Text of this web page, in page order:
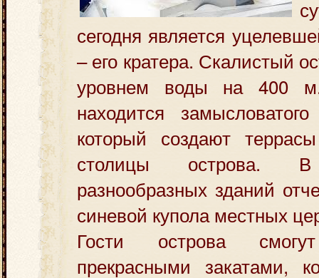
сегодня является
– его кратера. Скалистый
уровнем воды на 400
находится
который создают
столицы острова. В
разнообразных зданий
синевой купола местных
Гости острова
прекрасными закатами,